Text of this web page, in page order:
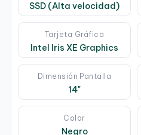
SSD (Alta velocidad)
Tarjeta Gráfica
Intel Iris XE Graphics
Dimensión Pantalla
14"
Color
Negro